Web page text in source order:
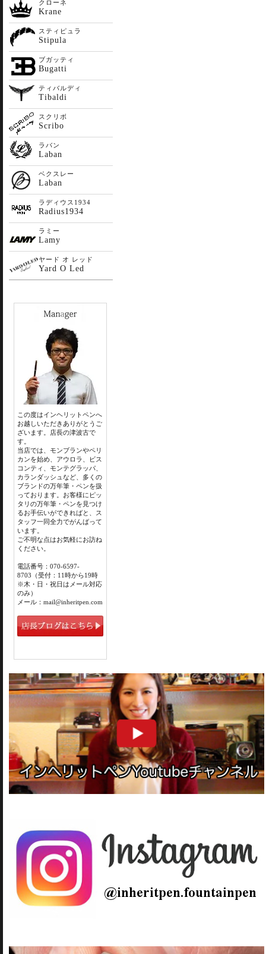
クローネ
Krane
スティピュラ
Stipula
ブガッティ
Bugatti
ティバルディ
Tibaldi
スクリボ
Scribo
ラバン
Laban
ベクスレー
Laban
ラディウス1934
Radius1934
ラミー
Lamy
ヤード オ レッド
Yard O Led
この度はインヘリットペンへ
お越しいただきありがとうご
ざいます。店長の津波古で
す。
当店では、モンブランやペリ
カンを始め、アウロラ、ビス
コンティ、モンテグラッパ、
カランダッシュなど、多くの
ブランドの万年筆・ペンを扱
っております。お客様にピッ
タリの万年筆・ペンを見つけ
るお手伝いができればと、ス
タッフ一同全力でがんばって
います。
ご不明な点はお気軽にお訪ね
ください。
電話番号：070-6597-
8703（受付：11時から19時
※木・日・祝日はメール対応
のみ）
メール：mail@inheritpen.com